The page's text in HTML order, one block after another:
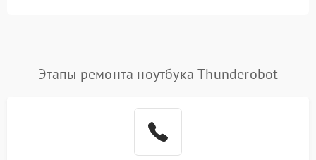
Этапы ремонта ноутбука Thunderobot